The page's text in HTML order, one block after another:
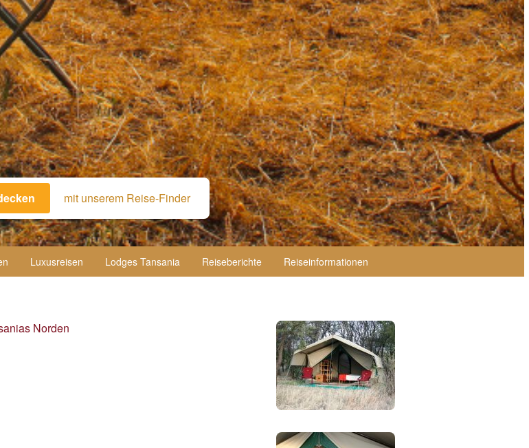
Luxusreisen Lodges Tansania Reiseberichte Reiseinformationen
mit unserem Reise-Finder
Norden